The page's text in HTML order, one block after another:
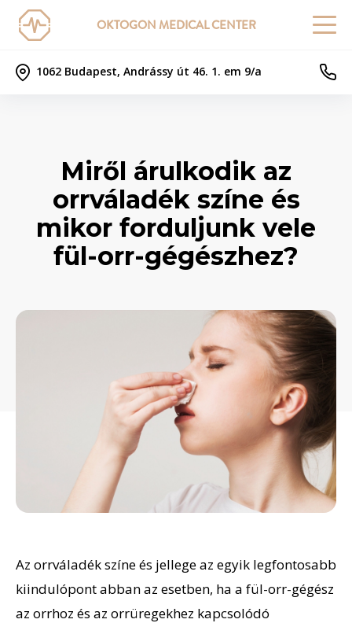
OKTOGON MEDICAL CENTER
1062 Budapest, Andrássy út 46. 1. em 9/a
Miről árulkodik az
orrváladék színe és
mikor forduljunk vele
fül-orr-gégészhez?
Az orrváladék színe és jellege az egyik legfontosabb
kiindulópont abban az esetben, ha a fül-orr-gégész
az orrhoz és az orrüregekhez kapcsolódó